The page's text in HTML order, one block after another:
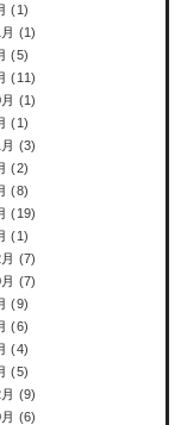
(1)
(1)
(5)
(11)
(1)
(1)
(3)
(2)
(8)
(19)
(1)
(7)
(7)
(9)
(6)
(4)
(5)
(9)
(6)